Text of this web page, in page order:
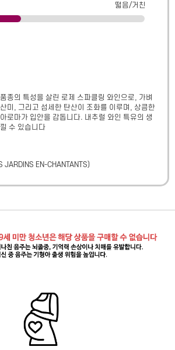
떫음/거친
종의 특성을 살린 로제 스파클링 와인으로, 가벼
미, 그리고 섬세한 탄산이 조화를 이루며, 상큼한
로마가 입안을 감돕니다. 내추럴 와인 특유의 생
수 있습니다
JARDINS EN-CHANTANTS)